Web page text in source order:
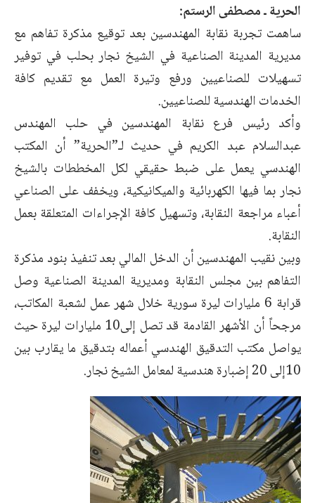
الحرية ـ مصطفى الرستم:
ساهمت تجربة نقابة المهندسين بعد توقيع مذكرة تفاهم مع
مديرية المدينة الصناعية في الشيخ نجار بحلب في توفير
تسهيلات للصناعيين ورفع وتيرة العمل مع تقديم كافة
الخدمات الهندسية للصناعيين.
وأكد رئيس فرع نقابة المهندسين في حلب المهندس
عبدالسلام عبد الكريم في حديث لـ”الحرية” أن المكتب
الهندسي يعمل على ضبط حقيقي لكل المخططات بالشيخ
نجار بما فيها الكهربائية والميكانيكية، ويخفف على الصناعي
أعباء مراجعة النقابة، وتسهيل كافة الإجراءات المتعلقة بعمل
النقابة.
وبين نقيب المهندسين أن الدخل المالي بعد تنفيذ بنود مذكرة
التفاهم بين مجلس النقابة ومديرية المدينة الصناعية وصل
قرابة 6 مليارات ليرة سورية خلال شهر عمل لشعبة المكاتب،
مرجحاً أن الأشهر القادمة قد تصل إلى10 مليارات ليرة حيث
يواصل مكتب التدقيق الهندسي أعماله بتدقيق ما يقارب بين
10إلى 20 إضبارة هندسية لمعامل الشيخ نجار.